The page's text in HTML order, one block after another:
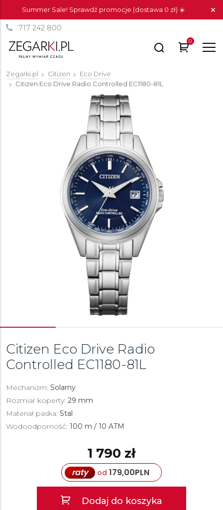
Summer Sale! Sprawdź promocje (dostawa 0 zł) ☀️
717 242 800
0
Zegarki.pl Citizen
Eco Drive
Citizen Eco Drive Radio Controlled EC1180-81L
Citizen Eco Drive Radio
Controlled EC1180-81L
Mechanizm: Solarny
Rozmiar koperty: 29 mm
Materiał paska: Stal
Wodoodporność: 100 m / 10 ATM
1 790 zł
raty od 179,00PLN
Dodaj do koszyka